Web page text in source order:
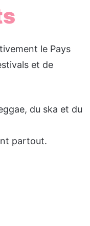
le Pays
et de
du ska et du
partout.